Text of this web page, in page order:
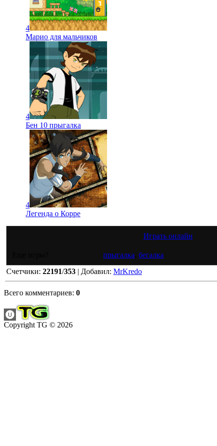
4
Марио для мальчиков
4
Бен 10 прыгалка
4
Легенда о Корре
Играть онлайн
прыгалка бегалка
Счетчики: 22191/353 | Добавил: MrKredo
Всего комментариев: 0
Copyright TG © 2026